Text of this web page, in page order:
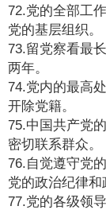
72.党的全部工
党的基层组织。
73.留党察看最
两年。
74.党内的最高
开除党籍。
75.中国共产党
密切联系群众。
76.自觉遵守党
党的政治纪律和
77.党的各级领